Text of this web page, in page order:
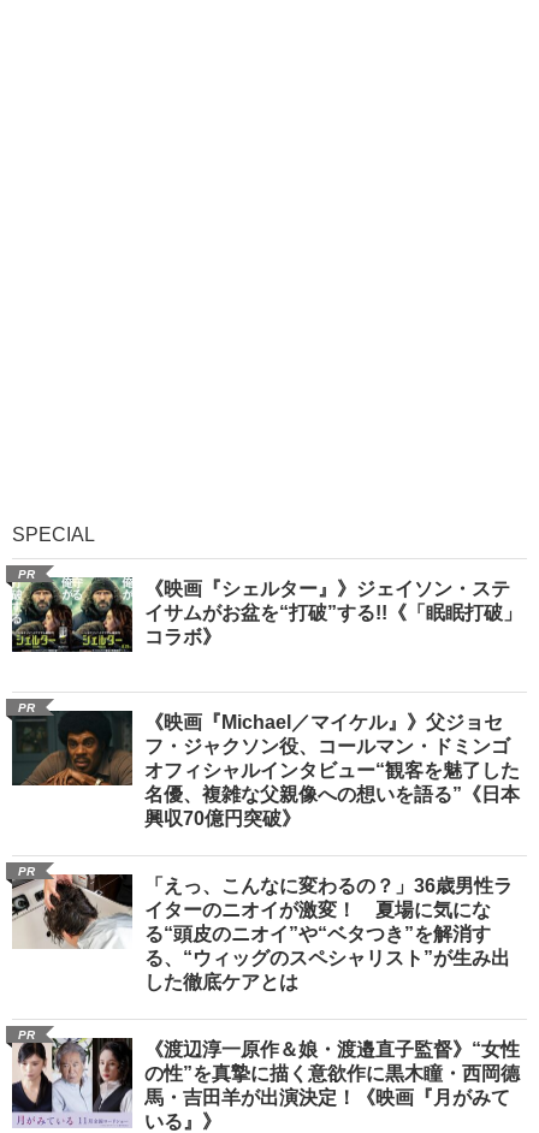
SPECIAL
PR
《映画『シェルター』》ジェイソン・ステ
イサムがお盆を“打破”する!!《「眠眠打破」
コラボ》
PR
《映画『Michael／マイケル』》父ジョセ
フ・ジャクソン役、コールマン・ドミンゴ
オフィシャルインタビュー“観客を魅了した
名優、複雑な父親像への想いを語る”《日本
興収70億円突破》
PR
「えっ、こんなに変わるの？」36歳男性ラ
イターのニオイが激変！ 夏場に気にな
る“頭皮のニオイ”や“ベタつき”を解消す
る、“ウィッグのスペシャリスト”が生み出
した徹底ケアとは
PR
《渡辺淳一原作＆娘・渡邉直子監督》“女性
の性”を真摯に描く意欲作に黒木瞳・西岡德
馬・吉田羊が出演決定！《映画『月がみて
いる』》